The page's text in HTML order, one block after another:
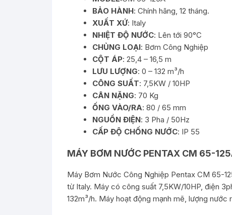
BẢO HÀNH: Chính hãng, 12 tháng.
XUẤT XỨ: Italy
NHIỆT ĐỘ NƯỚC: Lên tới 90°C
CHỦNG LOẠI: Bơm Công Nghiệp
CỘT ÁP: 25,4 – 16,5 m
LƯU LƯỢNG: 0 – 132 m³/h
CÔNG SUẤT: 7,5KW / 10HP
CÂN NẶNG: 70 Kg
ỐNG VÀO/RA: 80 / 65 mm
NGUỒN ĐIỆN: 3 Pha / 50Hz
CẤP ĐỘ CHỐNG NƯỚC: IP 55
MÁY BƠM NƯỚC PENTAX CM 65-
Máy Bơm Nước Công Nghiệp Pentax CM 65-
từ Italy. Máy có công suất 7,5KW/10HP, điện
132m³/h. Máy hoạt động mạnh mẽ, lượng nước